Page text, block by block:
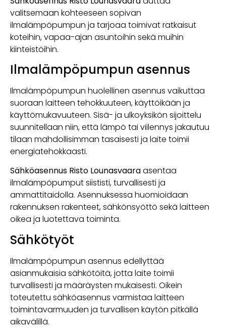
valitsemaan kohteeseen sopivan
ilmalämpöpumpun ja tarjoaa toimivat ratkaisut
koteihin, vapaa-ajan asuntoihin sekä muihin
kiinteistöihin.
Ilmalämpöpumpun asennus
Ilmalämpöpumpun huolellinen asennus vaikuttaa
suoraan laitteen tehokkuuteen, käyttöikään ja
käyttömukavuuteen. Sisä- ja ulkoyksikön sijoittelu
suunnitellaan niin, että lämpö tai viilennys jakautuu
tilaan mahdollisimman tasaisesti ja laite toimii
energiatehokkaasti.
Sähköasennus Risto Lounasvaaraasentaa
ilmalämpöpumput siististi, turvallisesti ja
ammattitaidolla. Asennuksessa huomioidaan
rakennuksen rakenteet, sähkönsyöttö sekä laitteen
oikea ja luotettava toiminta.
Sähkötyöt
Ilmalämpöpumpun asennus edellyttää
asianmukaisia sähkötöitä, jotta laite toimii
turvallisesti ja määräysten mukaisesti. Oikein
toteutettu sähköasennus varmistaa laitteen
toimintavarmuuden ja turvallisen käytön pitkällä
aikavälillä.